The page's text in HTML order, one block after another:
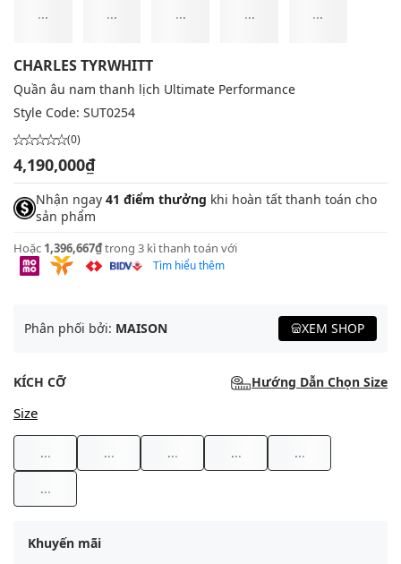
... ... ... ... ...
CHARLES TYRWHITT
Quần âu nam thanh lịch Ultimate Performance
Style Code: SUT0254
(0)
4,190,000₫
Nhận ngay 41 điểm thưởng khi hoàn tất thanh toán cho
sản phẩm
Hoặc 1,396,667₫trong 3 kì thanh toán với
Tìm hiểu thêm
Phân phối bởi: MAISON XEM SHOP
KÍCH CỠ Hướng Dẫn Chọn Size
Size
... ... ... ... ...
...
Khuyến mãi